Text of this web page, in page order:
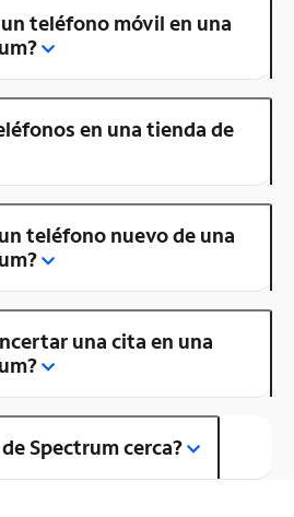
teléfono móvil en una
en una tienda de
teléfono nuevo de una
una cita en una
Spectrum cerca?